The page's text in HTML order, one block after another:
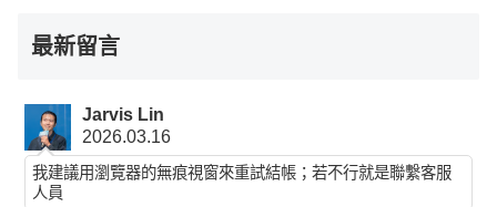
最新留言
Jarvis Lin
2026.03.16
我建議用瀏覽器的無痕視窗來重試結帳；若不行就是聯繫客服
人員